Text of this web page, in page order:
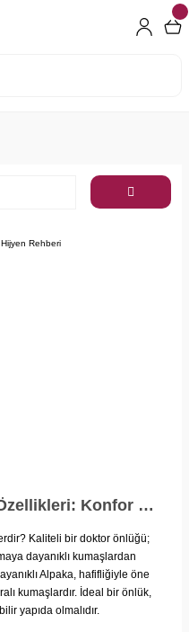
Doktor Önlüğü Kumaş Özellikleri: Konfor ve Hijyen Rehberi
Kaliteli bir doktor önlüğü;
dayanıklı kumaşlardan
Alpaka, hafifliğiyle öne
kumaşlardır. İdeal bir önlük,
yapıda olmalıdır.